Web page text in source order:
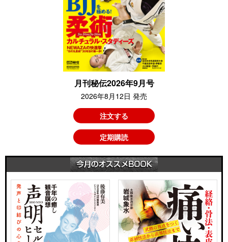
月刊秘伝2026年9月号
2026年8月12日 発売
注文する
定期購読